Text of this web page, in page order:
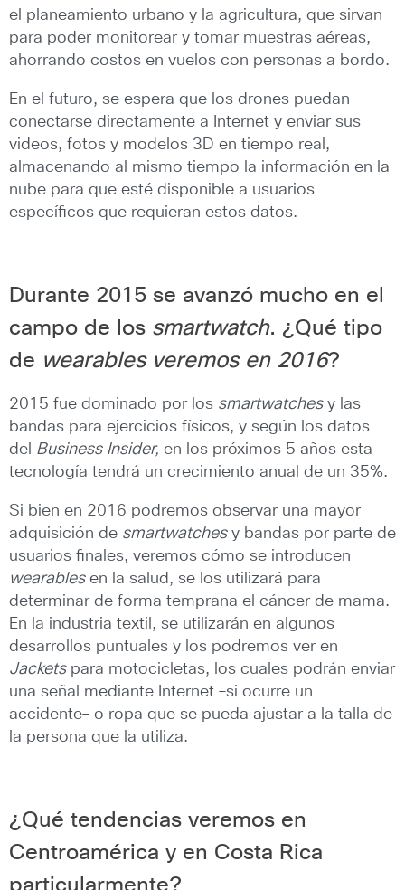
el planeamiento urbano y la agricultura, que sirvan
para poder monitorear y tomar muestras aéreas,
ahorrando costos en vuelos con personas a bordo.
En el futuro, se espera que los drones puedan
conectarse directamente a Internet y enviar sus
videos, fotos y modelos 3D en tiempo real,
almacenando al mismo tiempo la información en la
nube para que esté disponible a usuarios
específicos que requieran estos datos.
Durante 2015 se avanzó mucho en el
campo de los smartwatch. ¿Qué tipo
de wearables veremos en 2016?
2015 fue dominado por los smartwatchesy las
bandas para ejercicios físicos, y según los datos
del Business Insider, en los próximos 5 años esta
tecnología tendrá un crecimiento anual de un 35%.
Si bien en 2016 podremos observar una mayor
adquisición de smartwatchesy bandas por parte de
usuarios finales, veremos cómo se introducen
wearablesen la salud, se los utilizará para
determinar de forma temprana el cáncer de mama.
En la industria textil, se utilizarán en algunos
desarrollos puntuales y los podremos ver en
Jacketspara motocicletas, los cuales podrán enviar
una señal mediante Internet ―si ocurre un
accidente― o ropa que se pueda ajustar a la talla de
la persona que la utiliza.
¿Qué tendencias veremos en
Centroamérica y en Costa Rica
particularmente?